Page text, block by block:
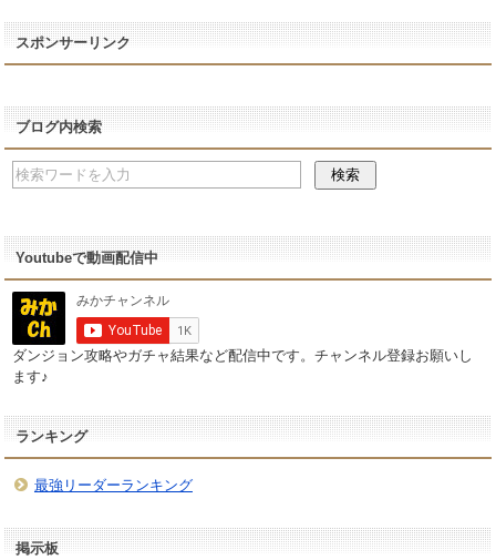
スポンサーリンク
ブログ内検索
Youtubeで動画配信中
ダンジョン攻略やガチャ結果など配信中です。チャンネル登録お願いし
ます♪
ランキング
最強リーダーランキング
掲示板